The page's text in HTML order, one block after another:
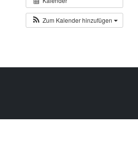
Zum Kalender hinzufügen